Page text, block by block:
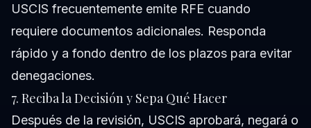
USCIS frecuentemente emite RFE cuando
requiere documentos adicionales. Responda
rápido y a fondo dentro de los plazos para evitar
denegaciones.
7. Reciba la Decisión y Sepa Qué Hacer
Después de la revisión, USCIS aprobará, negará o